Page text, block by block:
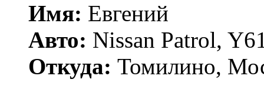
Имя: Евгений
Авто: Nissan Patrol,
Откуда: Томилино,